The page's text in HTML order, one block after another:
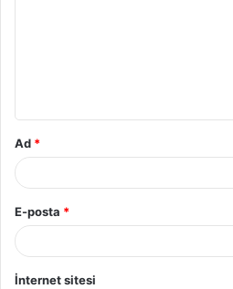
Ad *
E-posta *
İnternet sitesi